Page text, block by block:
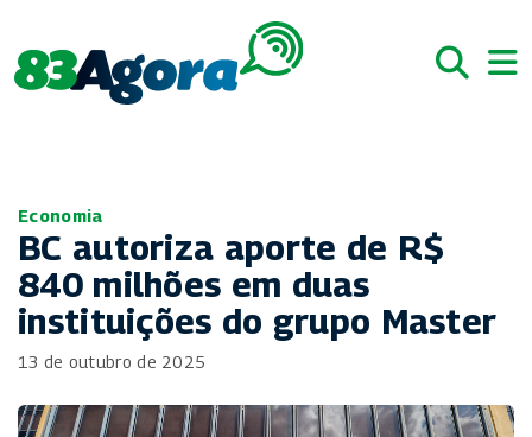
Economia
BC autoriza aporte de R$
840 milhões em duas
instituições do grupo Master
13 de outubro de 2025